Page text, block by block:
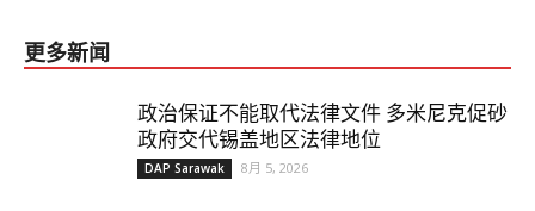
更多新闻
政治保证不能取代法律文件 多米尼克促砂
政府交代锡盖地区法律地位
DAP Sarawak 8月 5, 2026